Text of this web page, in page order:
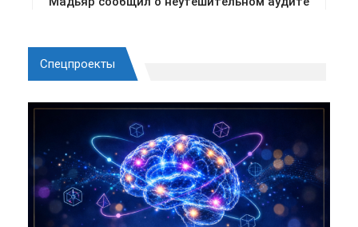
Спецпроекты